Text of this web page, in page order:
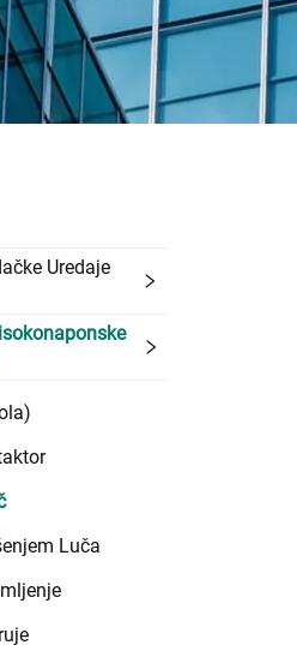
Uredaje
Luča